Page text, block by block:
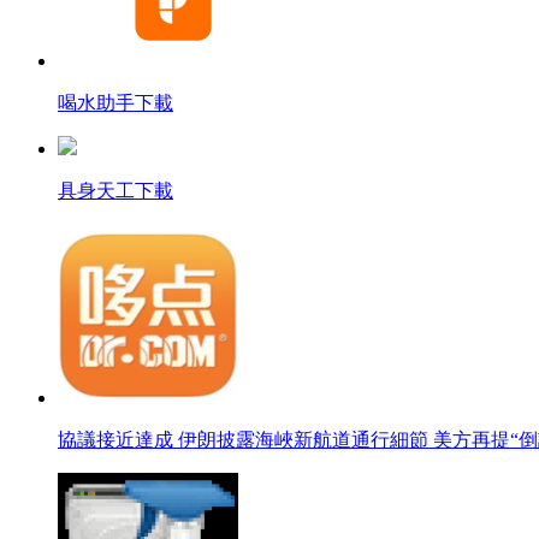
喝水助手下載
具身天工下載
協議接近達成 伊朗披露海峽新航道通行細節 美方再提“